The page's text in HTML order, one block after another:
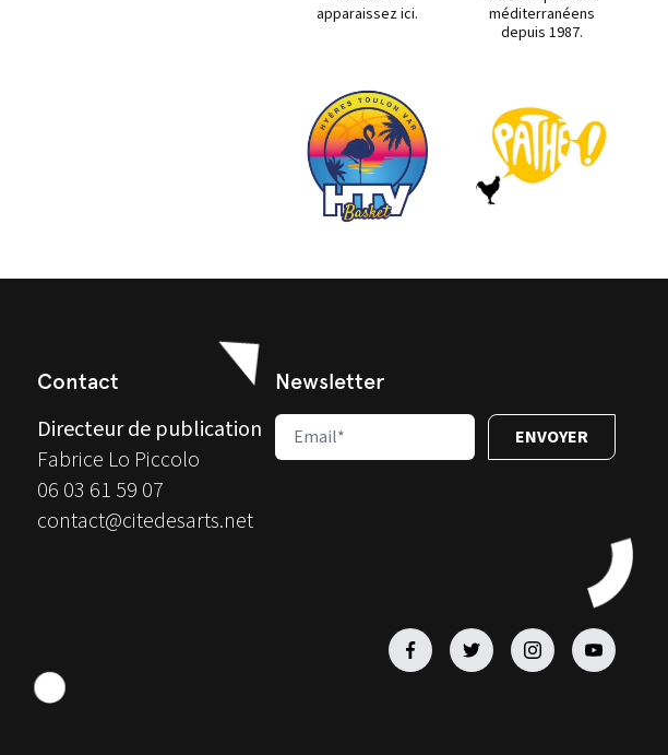
apparaissez ici.
méditerranéens
depuis 1987.
Contact
Directeur de publication
Fabrice Lo Piccolo
06 03 61 59 07
contact@citedesarts.net
Newsletter
FacebookFacebookFacebookFacebook